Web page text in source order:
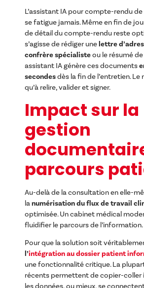
L’assistant IA pour compte-rendu
se fatigue jamais. Même en fin de
de détail du compte-rendu reste
s’agisse de rédiger unelettre
confrère spécialisteou le résumé
assistant IA génère ces documents
secondesdès la fin de l’entretien. Le
qu’à relire, valider et signer.
Impact sur la
gestion
parcours
Au-delà de la consultation en elle-
la numérisation du flux de travail
optimisée. Un cabinet médical
fluidifier le parcours de l’information.
Pour que la solution soit
l’intégration au dossier patient
une fonctionnalité critique. La
récents permettent de copier-coller
les données, ou mieux, se